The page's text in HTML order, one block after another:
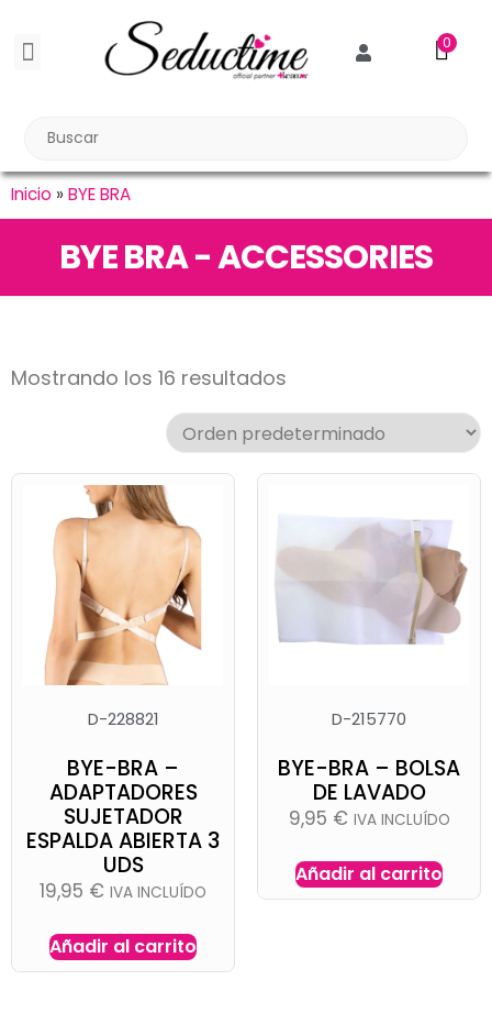
0
Inicio »BYE BRA
BYE BRA - ACCESSORIES
Mostrando los 16 resultados
D-228821
BYE-BRA –
ADAPTADORES
SUJETADOR
ESPALDA ABIERTA 3
UDS
19,95 € IVA INCLUÍDO
Añadir al carrito
D-215770
BYE-BRA – BOLSA
DE LAVADO
9,95 € IVA INCLUÍDO
Añadir al carrito